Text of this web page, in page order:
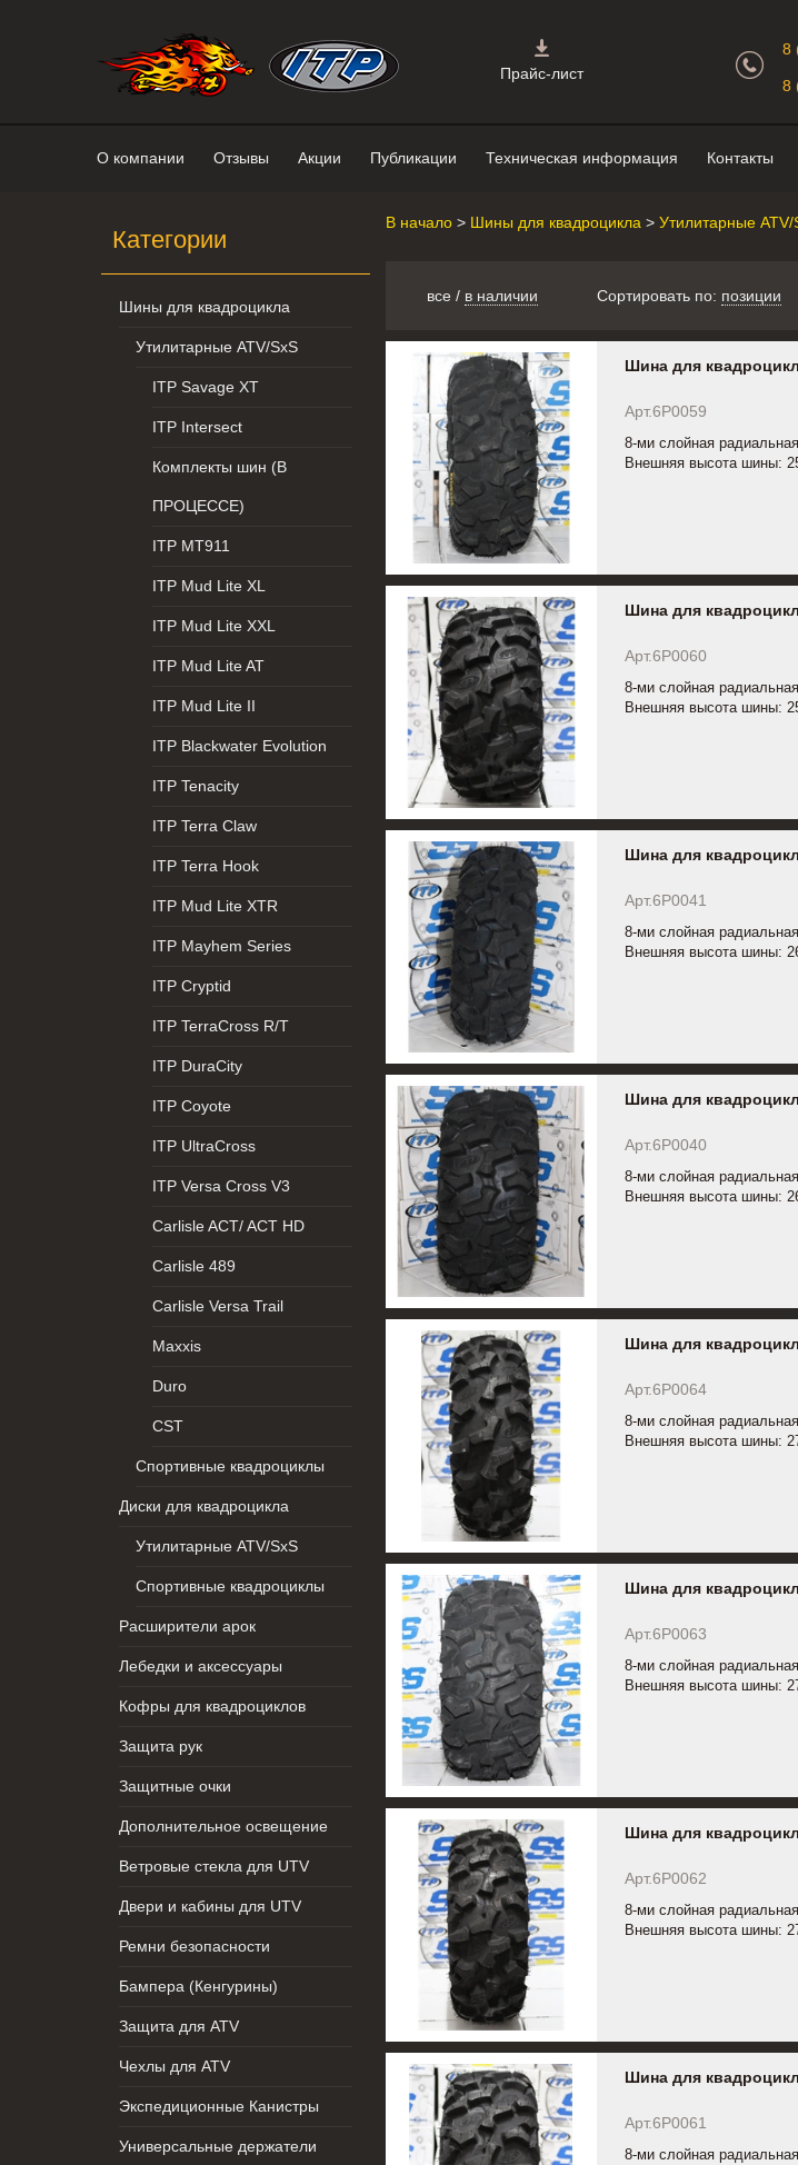
Прайс-лист
О компании Отзывы Акции Публикации Техническая информация Контакты
Интернет-магазин "Поросенок". Главная страница. 8
8
Категории
Шины для квадроцикла
Утилитарные ATV/SxS
ITP Savage XT
ITP Intersect
Комплекты шин (В
ПРОЦЕССЕ)
ITP MT911
ITP Mud Lite XL
ITP Mud Lite XXL
ITP Mud Lite AT
ITP Mud Lite II
ITP Blackwater Evolution
ITP Tenacity
ITP Terra Claw
ITP Terra Hook
ITP Mud Lite XTR
ITP Mayhem Series
ITP Cryptid
ITP TerraCross R/T
ITP DuraCity
ITP Coyote
ITP UltraCross
ITP Versa Cross V3
Carlisle ACT/ ACT HD
Carlisle 489
Carlisle Versa Trail
Maxxis
Duro
CST
Спортивные квадроциклы
Диски для квадроцикла
Утилитарные ATV/SxS
Спортивные квадроциклы
Расширители арок
Лебедки и аксессуары
Кофры для квадроциклов
Защита рук
Защитные очки
Дополнительное освещение
Ветровые стекла для UTV
Двери и кабины для UTV
Ремни безопасности
Бампера (Кенгурины)
Защита для ATV
Чехлы для ATV
Экспедиционные Канистры
Универсальные держатели
В начало > Шины для квадроцикла > Утилитарные ATV/
все / в наличии Сортировать по: позиции
Шина для
Арт.6P0059
8-ми слойная
Внешняя высота шины:
Шина для
Арт.6P0060
8-ми слойная
Внешняя высота шины:
Шина для
Арт.6P0041
8-ми слойная
Внешняя высота шины:
Шина для
Арт.6P0040
8-ми слойная
Внешняя высота шины:
Шина для
Арт.6P0064
8-ми слойная
Внешняя высота шины:
Шина для
Арт.6P0063
8-ми слойная
Внешняя высота шины:
Шина для
Арт.6P0062
8-ми слойная
Внешняя высота шины:
Шина для
Арт.6P0061
8-ми слойная